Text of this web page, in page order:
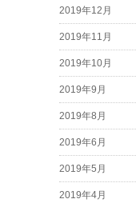
2019年12月
2019年11月
2019年10月
2019年9月
2019年8月
2019年6月
2019年5月
2019年4月